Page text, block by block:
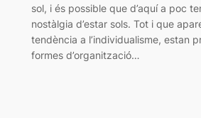
sol, i és possible que d’aquí a poc
nostàlgia d’estar sols. Tot i que
tendència a l’individualisme, estan
formes d’organització…